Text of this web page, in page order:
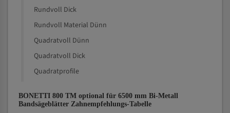
Rundvoll Dick
Rundvoll Material Dünn
Quadratvoll Dünn
Quadratvoll Dick
Quadratprofile
BONETTI 800 TM optional für 6500 mm Bi-Metall
Bandsägeblätter Zahnempfehlungs-Tabelle